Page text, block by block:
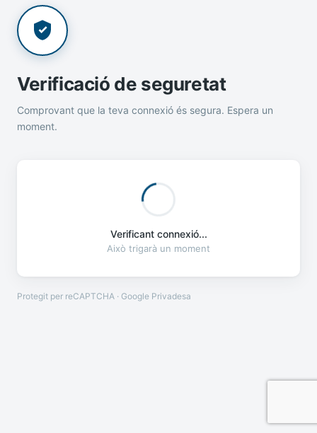
Verificació de seguretat
Comprovant que la teva connexió és segura. Espera un
moment.
Verificant connexió...
Això trigarà un moment
Protegit per reCAPTCHA · Google Privadesa